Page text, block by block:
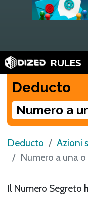
RULES
Deducto
Numero a
Deducto
Azioni
Numero a una
Il Numero Segreto